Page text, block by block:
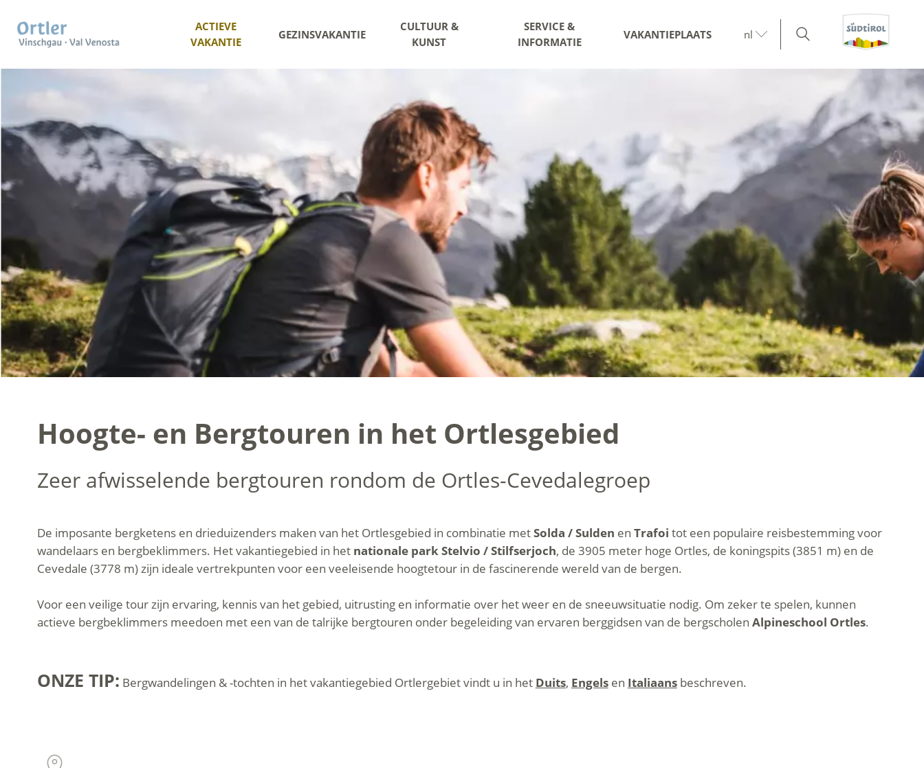
ACTIEVE
VAKANTIE
GEZINSVAKANTIE
CULTUUR &
KUNST
SERVICE &
INFORMATIE
VAKANTIEPLAATS nl
Hoogte- en Bergtouren in het Ortlesgebied
Zeer afwisselende bergtouren rondom de Ortles-Cevedalegroep
De imposante bergketens en drieduizenders maken van het Ortlesgebied in combinatie metSolda / Sulden en Trafoi tot een populaire reisbestemming voor
wandelaars en bergbeklimmers. Het vakantiegebied in het nationale park Stelvio / Stilfserjoch, de 3905 meter hoge Ortles, de koningspits (3851 m) en de
Cevedale (3778 m) zijn ideale vertrekpunten voor een veeleisende hoogtetour in de fascinerende wereld van de bergen.
Voor een veilige tour zijn ervaring, kennis van het gebied, uitrusting en informatie over het weer en de sneeuwsituatie nodig. Om zeker te spelen, kunnen
actieve bergbeklimmers meedoen met een van de talrijke bergtouren onder begeleiding van ervaren berggidsen van de bergscholen Alpineschool Ortles.
ONZE TIP: Bergwandelingen & -tochten in het vakantiegebied Ortlergebiet vindt u in het Duits, Engelsen Italiaansbeschreven.